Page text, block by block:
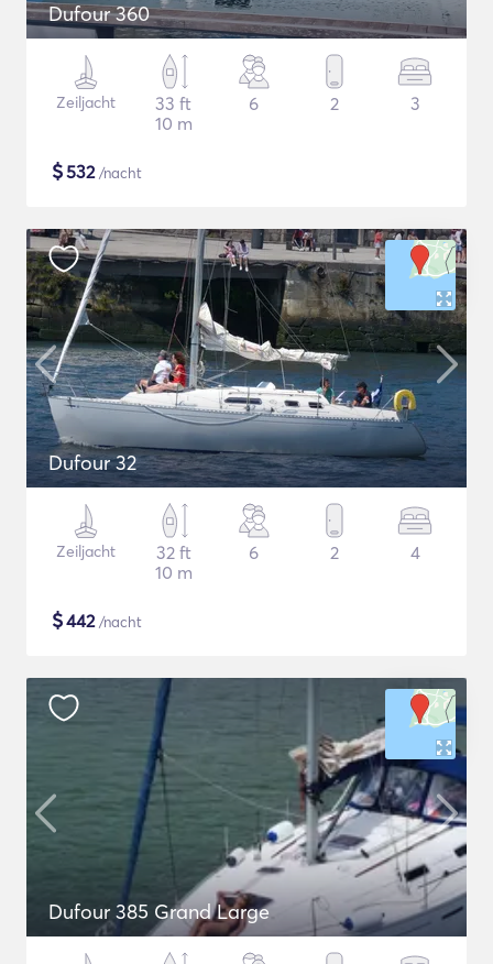
Dufour 360
Zeiljacht
33 ft
10 m
6 2 3
$532/nacht
Dufour 32
Zeiljacht
32 ft
10 m
6 2 4
$442/nacht
Dufour 385 Grand Large